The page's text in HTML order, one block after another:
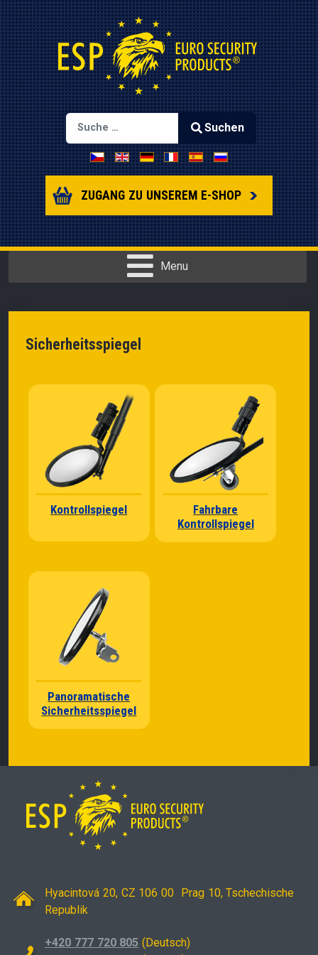
Type 2 or more characters for results.
Suchen
Sprache auswählen
ZUGANG ZU UNSEREM E-SHOP
Menu
Sicherheitsspiegel
Kontrollspiegel
Fahrbare
Kontrollspiegel
Panoramatische
Sicherheitsspiegel
Hyacintová 20, CZ 106 00 Prag 10, Tschechische
Republik
+420 777 720 805 (Deutsch)